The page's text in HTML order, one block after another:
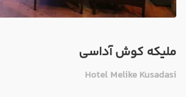
ملیکه کوش آداسی
Hotel Melike Kusadasi